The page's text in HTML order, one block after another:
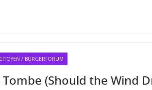
/ BÜRGERFORUM
Tombe (Should the Wind